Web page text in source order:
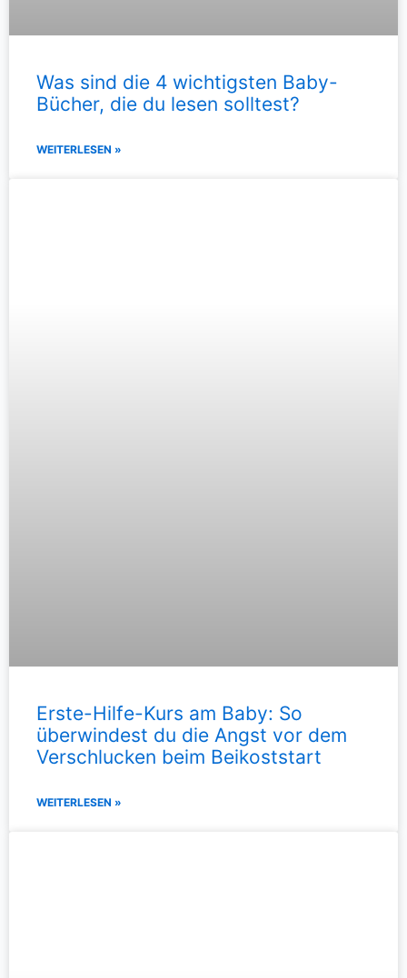
Was sind die 4 wichtigsten Baby-
Bücher, die du lesen solltest?
WEITERLESEN »
Erste-Hilfe-Kurs am Baby: So
überwindest du die Angst vor dem
Verschlucken beim Beikoststart
WEITERLESEN »